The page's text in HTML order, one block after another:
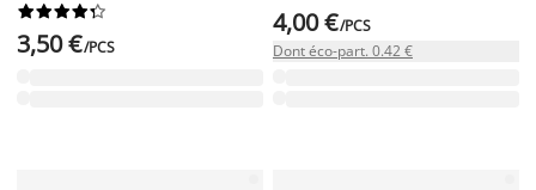






3,50 €/PCS
4,00 €/PCS
Dont éco-part. 0.42 €